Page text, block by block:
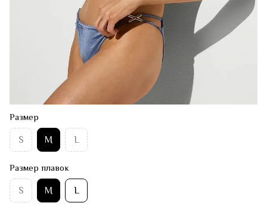
Размер
S M L
Размер плавок
S M L